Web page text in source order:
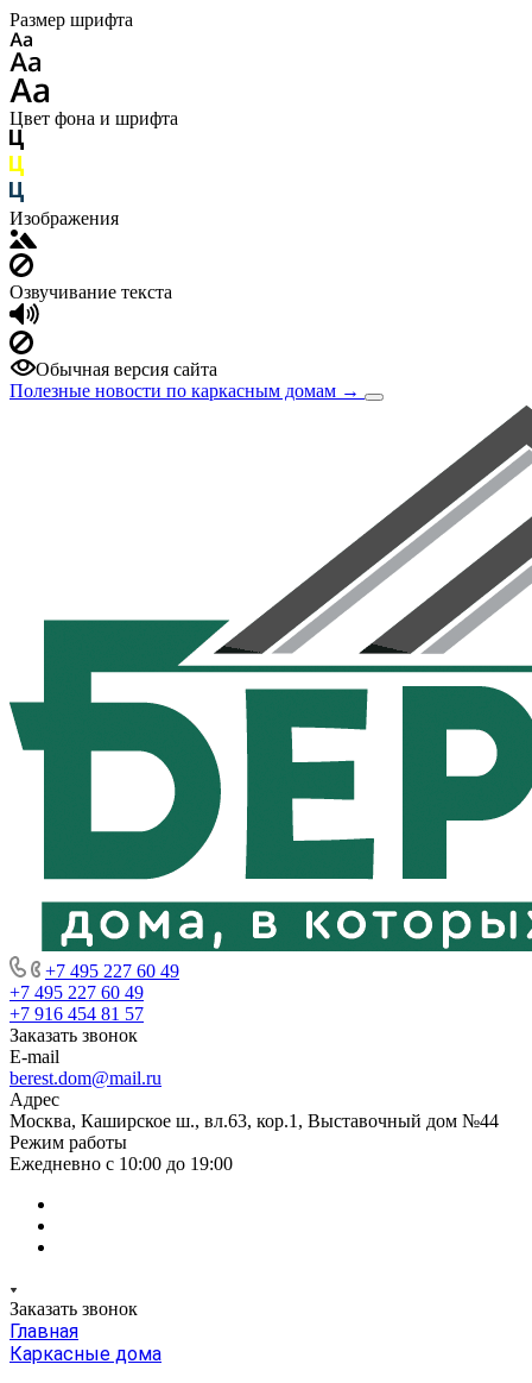
Размер шрифта
Цвет фона и шрифта
Изображения
Озвучивание текста
Обычная версия сайта
Полезные новости по каркасным домам →
+7 495 227 60 49
+7 495 227 60 49
+7 916 454 81 57
Заказать звонок
E-mail
berest.dom@mail.ru
Адрес
Москва, Каширское ш., вл.63, кор.1, Выставочный дом №44
Режим работы
Ежедневно с 10:00 до 19:00
Заказать звонок
Главная
Каркасные дома